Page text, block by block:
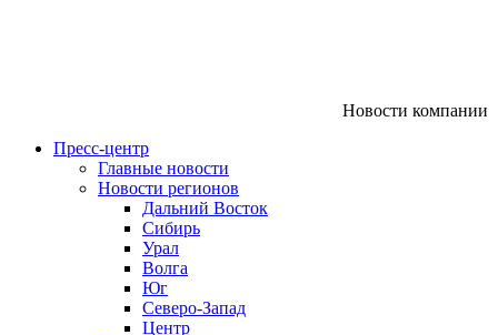
Новости компании
Пресс-центр
Главные новости
Новости регионов
Дальний Восток
Сибирь
Урал
Волга
Юг
Северо-Запад
Центр